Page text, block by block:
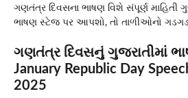
ગણતંત્ર દિવસના ભાષણ વિશે સંપૂર્ણ માહિતી
ભાષણ સ્ટેજ પર આપશો, તો તાળીઓનો
ગણતંત્ર દિવસનું ગુજરાતીમાં
January Republic Day
2025